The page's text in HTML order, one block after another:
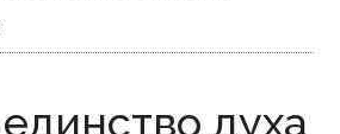
духа